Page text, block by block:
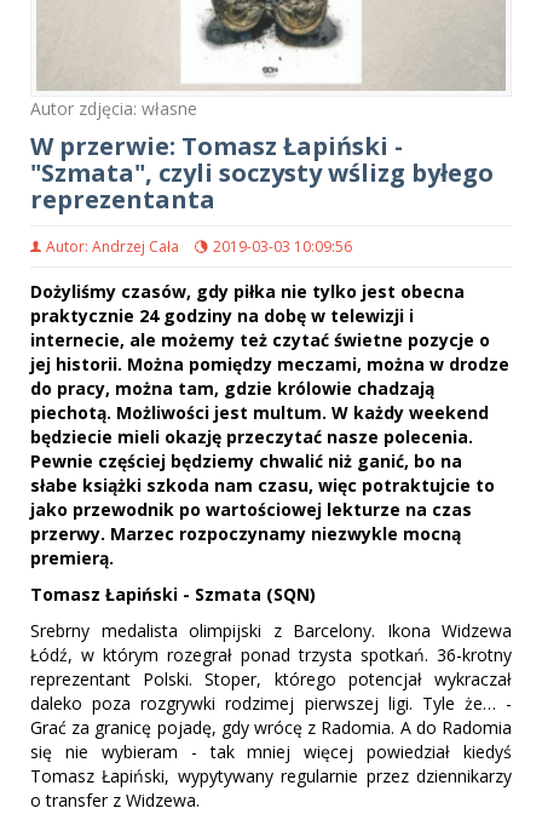
Autor zdjęcia: własne
W przerwie: Tomasz Łapiński -
"Szmata", czyli soczysty wślizg byłego
reprezentanta
Autor: Andrzej Cała 2019-03-03 10:09:56
Dożyliśmy czasów, gdy piłka nie tylko jest obecna
praktycznie 24 godziny na dobę w telewizji i
internecie, ale możemy też czytać świetne pozycje o
jej historii. Można pomiędzy meczami, można w drodze
do pracy, można tam, gdzie królowie chadzają
piechotą. Możliwości jest multum. W każdy weekend
będziecie mieli okazję przeczytać nasze polecenia.
Pewnie częściej będziemy chwalić niż ganić, bo na
słabe książki szkoda nam czasu, więc potraktujcie to
jako przewodnik po wartościowej lekturze na czas
przerwy. Marzec rozpoczynamy niezwykle mocną
premierą.
Tomasz Łapiński - Szmata (SQN)
Srebrny medalista olimpijski z Barcelony. Ikona Widzewa
Łódź, w którym rozegrał ponad trzysta spotkań. 36-krotny
reprezentant Polski. Stoper, którego potencjał wykraczał
daleko poza rozgrywki rodzimej pierwszej ligi. Tyle że… -
Grać za granicę pojadę, gdy wrócę z Radomia. A do Radomia
się nie wybieram - tak mniej więcej powiedział kiedyś
Tomasz Łapiński, wypytywany regularnie przez dziennikarzy
o transfer z Widzewa.